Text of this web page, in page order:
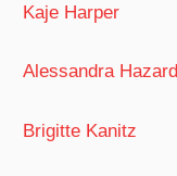
Kaje Harper
Alessandra Hazard
Brigitte Kanitz